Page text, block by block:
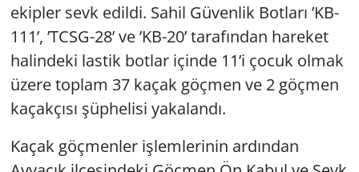
ekipler sevk edildi. Sahil Güvenlik Botları ’KB-
111’, ’TCSG-28’ ve ’KB-20’ tarafından hareket
halindeki lastik botlar içinde 11’i çocuk olmak
üzere toplam 37 kaçak göçmen ve 2 göçmen
kaçakçısı şüphelisi yakalandı.
Kaçak göçmenler işlemlerinin ardından